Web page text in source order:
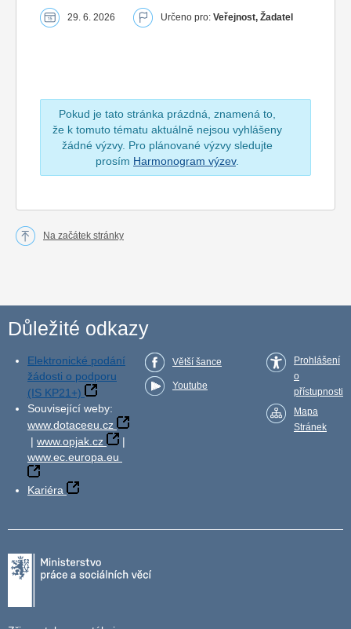
29. 6. 2026 Určeno pro: Veřejnost, Žadatel
Pokud je tato stránka prázdná, znamená to,
že k tomuto tématu aktuálně nejsou vyhlášeny
žádné výzvy. Pro plánované výzvy sledujte
prosím Harmonogram výzev.
Na začátek stránky
Důležité odkazy
Elektronické podání
žádosti o podporu
(IS KP21+)
Související weby:
www.dotaceeu.cz
| www.opjak.cz
|
www.ec.europa.eu
Kariéra
Větší šance
Youtube
Prohlášení
o
přístupnosti
Mapa
Stránek